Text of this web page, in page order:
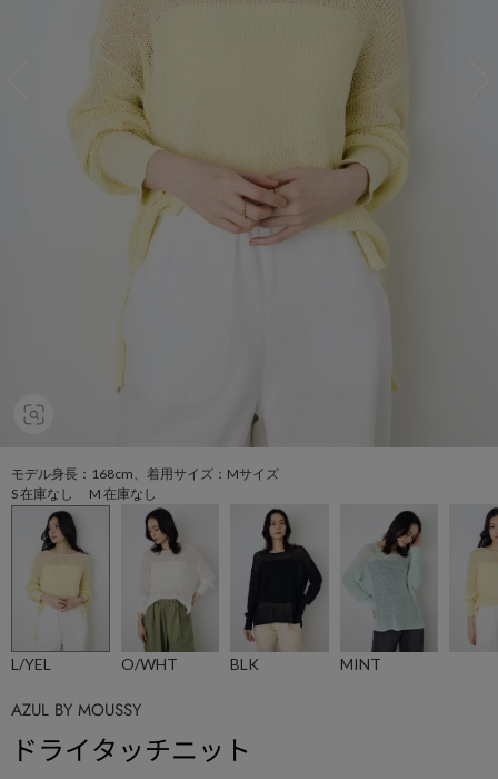
モデル身長：168cm、着用サイズ：Mサイズ
S 在庫なし M 在庫なし
L/YEL O/WHT BLK MINT
AZUL BY MOUSSY
ドライタッチニット